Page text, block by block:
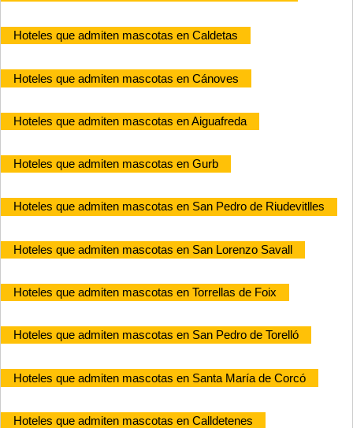
Hoteles que admiten mascotas en Caldetas
Hoteles que admiten mascotas en Cánoves
Hoteles que admiten mascotas en Aiguafreda
Hoteles que admiten mascotas en Gurb
Hoteles que admiten mascotas en San Pedro de Riudevitlles
Hoteles que admiten mascotas en San Lorenzo Savall
Hoteles que admiten mascotas en Torrellas de Foix
Hoteles que admiten mascotas en San Pedro de Torelló
Hoteles que admiten mascotas en Santa María de Corcó
Hoteles que admiten mascotas en Calldetenes